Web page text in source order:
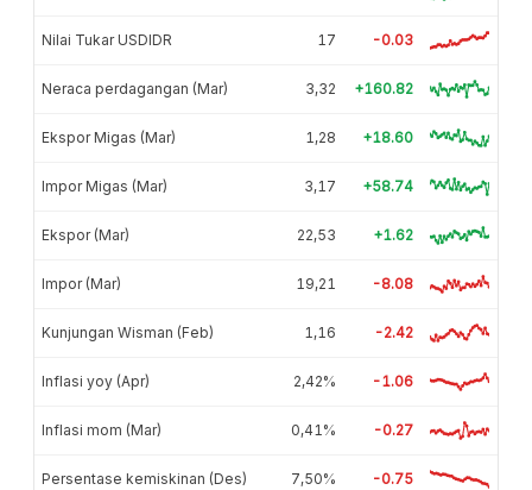
Nilai Tukar USDIDR 17 -0.03
Neraca perdagangan (Mar) 3,32 +160.82
Ekspor Migas (Mar) 1,28 +18.60
Impor Migas (Mar) 3,17 +58.74
Ekspor (Mar) 22,53 +1.62
Impor (Mar) 19,21 -8.08
Kunjungan Wisman (Feb) 1,16 -2.42
Inflasi yoy (Apr) 2,42% -1.06
Inflasi mom (Mar) 0,41% -0.27
Persentase kemiskinan (Des) 7,50% -0.75